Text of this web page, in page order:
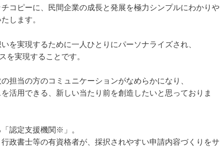
コピーに、民間企業の成長と発展を極力シンプルにわかりや
します。
を実現するために一人ひとりにパーソナライズされ、
を実現することです。
担当の方のコミュニケーションがなめらかになり、
活用できる、新しい当たり前を創造したいと思っておりま
認定支援機関※」。
政書士等の有資格者が、採択されやすい申請内容づくりをサ